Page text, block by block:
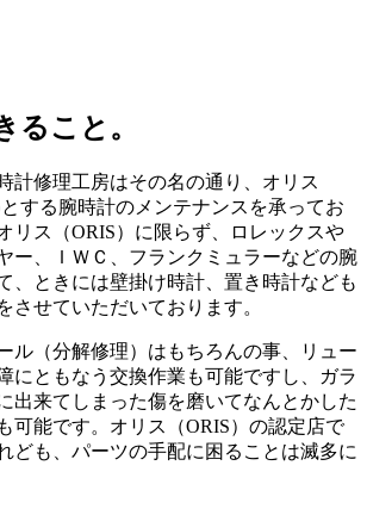
ること。
計修理工房はその名の通り、オリス
とする腕時計のメンテナンスを承ってお
リス（ORIS）に限らず、ロレックスや
ー、ＩＷＣ、フランクミュラーなどの腕
、ときには壁掛け時計、置き時計なども
させていただいております。
ル（分解修理）はもちろんの事、リュー
にともなう交換作業も可能ですし、ガラ
出来てしまった傷を磨いてなんとかした
可能です。オリス（ORIS）の認定店で
ども、パーツの手配に困ることは滅多に